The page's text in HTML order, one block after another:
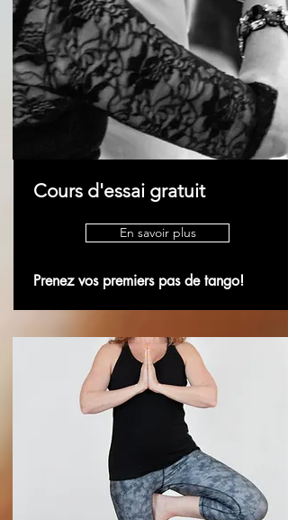
Cours d'essai gratuit
En savoir plus
Prenez vos premiers pas de tango!